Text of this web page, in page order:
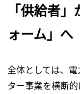
「供給者
ォーム」へ
全体としては、
ター事業を横断